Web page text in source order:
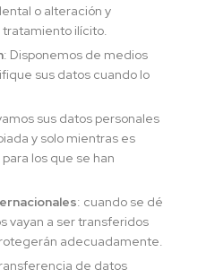
o alteración y
ilícito.
: Disponemos de medios
sus datos cuando lo
sus datos personales
y solo mientras es
los que se han
: cuando se dé
vayan a ser transferidos
adecuadamente.
de datos